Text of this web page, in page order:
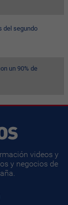
del segundo
un 90% de
videos y
y negocios de